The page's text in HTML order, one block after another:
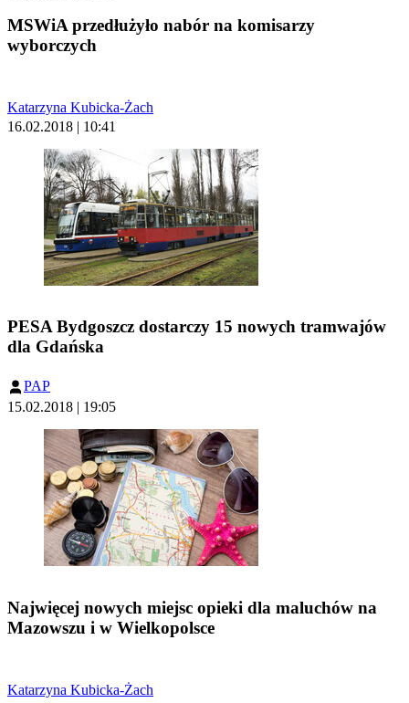
MSWiA przedłużyło nabór na komisarzy
wyborczych
Katarzyna Kubicka-Żach
16.02.2018 | 10:41
PESA Bydgoszcz dostarczy 15 nowych tramwajów
dla Gdańska
PAP
15.02.2018 | 19:05
Najwięcej nowych miejsc opieki dla maluchów na
Mazowszu i w Wielkopolsce
Katarzyna Kubicka-Żach